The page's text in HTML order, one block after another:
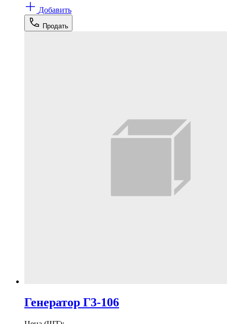
Добавить
Продать
Генератор Г3-106